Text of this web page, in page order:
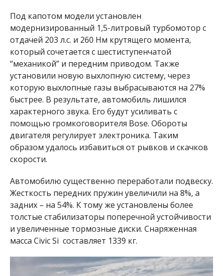
Под капотом модели установлен
модернизированный 1,5-литровый турбомотор с
отдачей 203 л.с. и 260 Нм крутящего момента,
который сочетается с шестиступенчатой
“механикой” и передним приводом. Также
установили новую выхлопную систему, через
которую выхлопные газы выбрасываются на 27%
быстрее. В результате, автомобиль лишился
характерного звука. Его будут усиливать с
помощью громкоговорителя Bose. Обороты
двигателя регулирует электроника. Таким
образом удалось избавиться от рывков и скачков
скорости.
Автомобилю существенно переработали подвеску.
Жесткость передних пружин увеличили на 8%, а
задних – на 54%. К тому же установлены более
толстые стабилизаторы поперечной устойчивости
и увеличенные тормозные диски. Снаряженная
масса Civic Si составляет 1339 кг.